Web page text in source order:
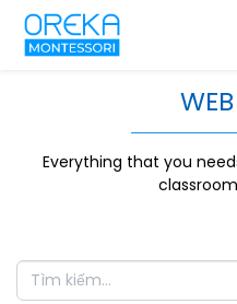
Everything that you